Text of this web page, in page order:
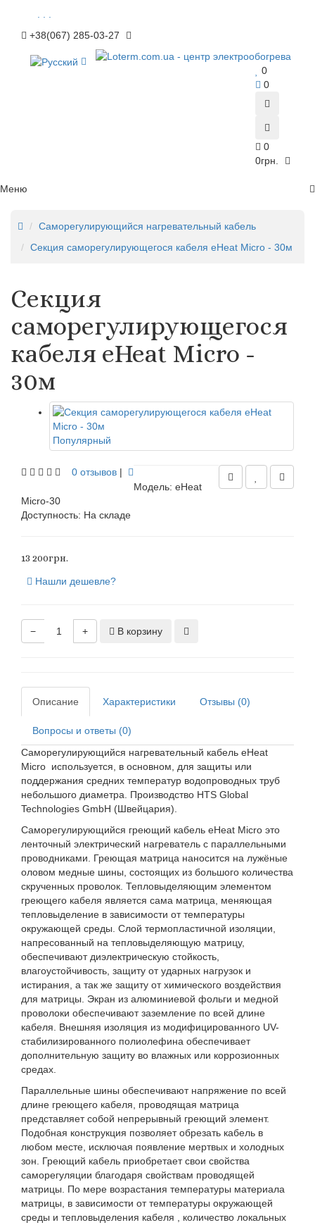
+38(067) 285-03-27
0
0
0
0грн.
Меню
Саморегулирующийся нагревательный кабель
Секция саморегулирующегося кабеля eHeat Micro - 30м
Секция
саморегулирующегося
кабеля eHeat Micro -
30м
Популярный
0 отзывов |
Модель: eHeat
Micro-30
Доступность: На складе
13 200грн.
Нашли дешевле?
− + В корзину
Описание Характеристики Отзывы (0)
Вопросы и ответы (0)
Саморегулирующийся нагревательный кабель eHeat
Micro используется, в основном, для защиты или
поддержания средних температур водопроводных труб
небольшого диаметра. Производство HTS Global
Technologies GmbH (Швейцария).
Саморегулирующийся греющий кабель eHeat Micro это
ленточный электрический нагреватель с параллельными
проводниками. Греющая матрица наносится на лужёные
оловом медные шины, состоящих из большого количества
скрученных проволок. Тепловыделяющим элементом
греющего кабеля является сама матрица, меняющая
тепловыделение в зависимости от температуры
окружающей среды. Слой термопластичной изоляции,
напресованный на тепловыделяющую матрицу,
обеспечивают диэлектрическую стойкость,
влагоустойчивость, защиту от ударных нагрузок и
истирания, а так же защиту от химического воздействия
для матрицы. Экран из алюминиевой фольги и медной
проволоки обеспечивают заземление по всей длине
кабеля. Внешняя изоляция из модифицированного UV-
стабилизированного полиолефина обеспечивает
дополнительную защиту во влажных или коррозионных
средах.
Параллельные шины обеспечивают напряжение по всей
длине греющего кабеля, проводящая матрица
представляет собой непрерывный греющий элемент.
Подобная конструкция позволяет обрезать кабель в
любом месте, исключая появление мертвых и холодных
зон. Греющий кабель приобретает свои свойства
саморегуляции благодаря свойствам проводящей
матрицы. По мере возрастания температуры материала
матрицы, в зависимости от температуры окружающей
среды и тепловыделения кабеля , количество локальных